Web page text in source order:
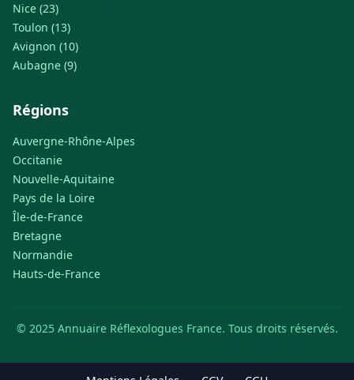
Nice (23)
Toulon (13)
Avignon (10)
Aubagne (9)
Régions
Auvergne-Rhône-Alpes
Occitanie
Nouvelle-Aquitaine
Pays de la Loire
Île-de-France
Bretagne
Normandie
Hauts-de-France
© 2025 Annuaire Réflexologues France. Tous droits réservés.